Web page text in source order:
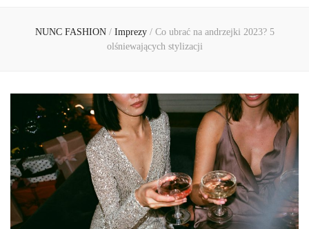
NUNC FASHION / Imprezy / Co ubrać na andrzejki 2023? 5
olśniewających stylizacji